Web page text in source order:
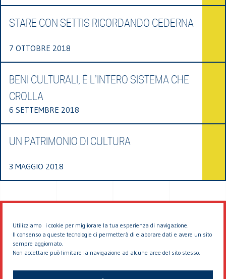
Utilizziamo i cookie per migliorare la tua esperienza di navigazione.
Il consenso a queste tecnologie ci permetterà di elaborare dati e avere un sito
sempre aggiornato.
Non accettare può limitare la navigazione ad alcune aree del sito stesso.
STARE CON SETTIS RICORDANDO CEDERNA
7 OTTOBRE 2018
BENI CULTURALI, È L’INTERO SISTEMA CHE
CROLLA
6 SETTEMBRE 2018
UN PATRIMONIO DI CULTURA
3 MAGGIO 2018
© 2026 EDDYBURG